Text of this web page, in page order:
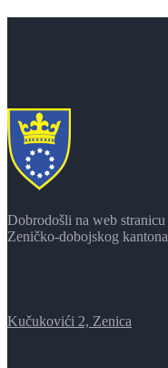
Dobrodošli na web stranicu
Zeničko-dobojskog kantona
Kučukovići 2, Zenica